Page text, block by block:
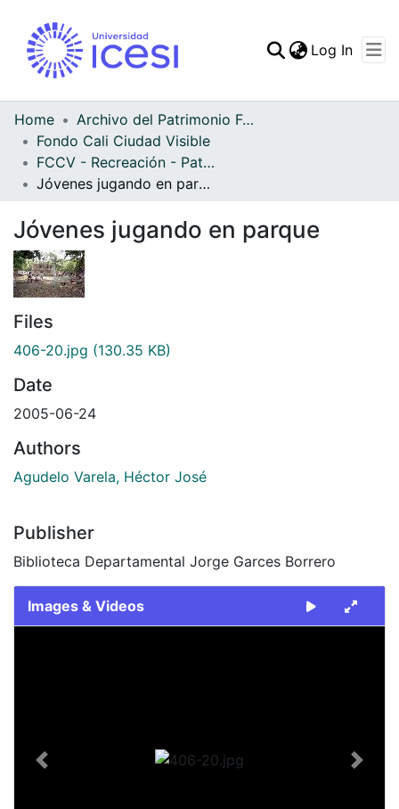
Log In
Home
Archivo del Patrimonio Fotográfico y Fílmico del Valle del Cauca
Fondo Cali Ciudad Visible
FCCV - Recreación - Patrimonial
Jóvenes jugando en parque
Jóvenes jugando en parque
Files
406-20.jpg (130.35 KB)
Date
2005-06-24
Authors
Agudelo Varela, Héctor José
Publisher
Biblioteca Departamental Jorge Garces Borrero
Images & Videos
Previous Next